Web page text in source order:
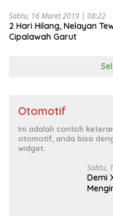
Sabtu, 16 Maret 2019 | 08:22
2 Hari Hilang, Nelayan
Cipalawah Garut
Otomotif
Ini adalah contoh
otomotif, anda bisa
widget.
Sabtu,
Demi